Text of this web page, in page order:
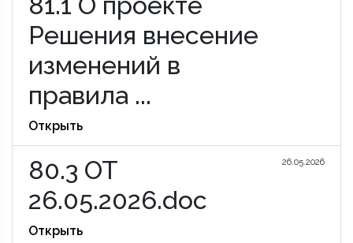
Решения внесение
изменений в
правила ...
Открыть
80.3 ОТ
26.05.2026.doc
26.05.2026
Открыть